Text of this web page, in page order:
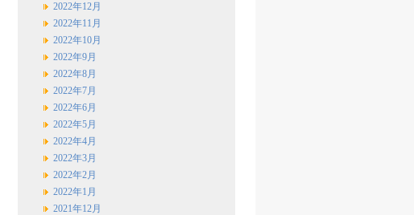
2022年12月
2022年11月
2022年10月
2022年9月
2022年8月
2022年7月
2022年6月
2022年5月
2022年4月
2022年3月
2022年2月
2022年1月
2021年12月